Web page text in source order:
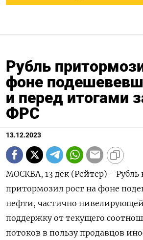
Рубль
фоне
и перед итогами
ФРС
13.12.2023
МОСКВА, 13 дек (Рейтер) - Рубль
притормозил рост на фоне
нефти, частично
поддержку от текущего
потоков в пользу продавцов